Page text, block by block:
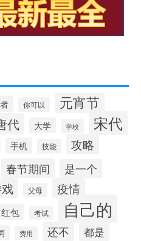
你可以 元宵节
代 大学 学校 宋代
手机 技能 攻略
春节期间 是一个
父母 疫情
红包 考试 自己的
费用 还不 都是